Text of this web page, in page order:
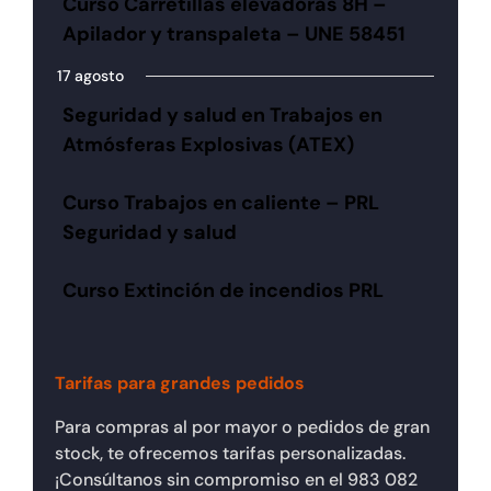
Apilador y transpaleta – UNE 58451
17 agosto
Seguridad y salud en Trabajos en
Atmósferas Explosivas (ATEX)
Curso Trabajos en caliente – PRL
Seguridad y salud
Curso Extinción de incendios PRL
Tarifas para grandes pedidos
Para compras al por mayor o pedidos de gran
stock, te ofrecemos tarifas personalizadas.
¡Consúltanos sin compromiso en el 983 082